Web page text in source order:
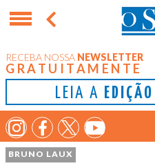
RECEBA NOSSA NEWSLETTER
GRATUITAMENTE
LEIA A EDIÇÃO
BRUNO LAUX